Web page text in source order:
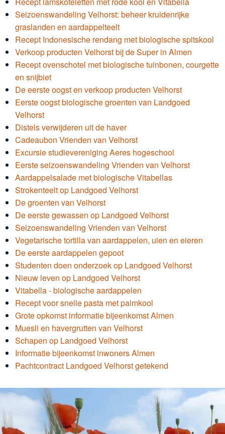
Seizoenswandeling Velhorst: beheer kruidenrijke
graslanden en aardappelteelt
Recept Indonesische rendang met biologische spitskool
Verkoop producten Velhorst bij de Super in Almen
Recept ovenschotel met biologische tuinbonen, courgette
en snijbiet
De eerste oogst en verkoop producten Velhorst
Eerste oogst biologische groenten van Landgoed
Velhorst
Distels verwijderen uit de haver
Cadeaubon Vrienden van Velhorst
Excursie studievereniging Aeres hogeschool
Eerste seizoenswandeling Vrienden van Velhorst
Aardappelsalade met biologische Vitabellas
Strokenteelt op Landgoed Velhorst
De groenten van Velhorst
De eerste gewassen op Landgoed Velhorst
Seizoenswandeling Vrienden van Velhorst
Vegetarische tortilla van aardappelen, uien en eieren
De eerste aardappelen gepoot
Studenten doen onderzoek op Landgoed Velhorst
Nieuw leven op Landgoed Velhorst
Vitabella - biologische aardappelen
Recept voor snelle pasta met palmkool
Grote opkomst informatie bijeenkomst Almen
Muesli en havergrutten van Velhorst
Schapen op Landgoed Velhorst
Informatie bijeenkomst inwoners Almen
Pachtcontract Landgoed Velhorst getekend